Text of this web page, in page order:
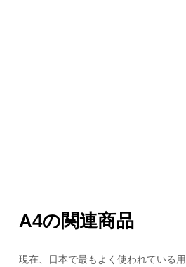
A4の関連商品
現在、日本で最もよく使われている